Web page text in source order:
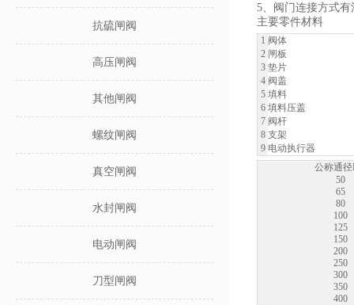
抗硫闸阀
高压闸阀
其他闸阀
螺纹闸阀
真空闸阀
水封闸阀
电动闸阀
刀型闸阀
5、阀门连接方式
主要零件材料
1 阀体
2 闸板
3 垫片
4 阀盖
5 填料
6 填料压盖
7 阀杆
8 支架
9 电动执行器
公称通
50
65
80
100
125
150
200
250
300
350
400